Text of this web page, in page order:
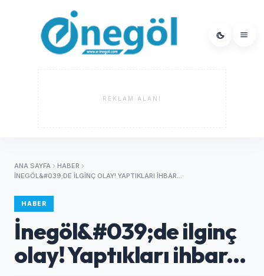
REKLAM ALANI
ANA SAYFA
HABER
İNEGÖL&#039;DE ILGINÇ OLAY! YAPTIKLARI IHBAR...
HABER
İnegöl&#039;de ilginç
olay! Yaptıkları ihbar...